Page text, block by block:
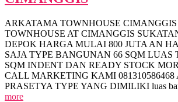
ARKATAMA TOWNHOUSE
TOWNHOUSE AT CIMANGGIS
DEPOK HARGA MULAI 800 JUTA AN
SAJA TYPE BANGUNAN 66 SQM LUAS
SQM INDENT DAN READY STOCK
CALL MARKETING KAMI 081310586468
PRASETYA TYPE YANG DIMILIKI luas
more